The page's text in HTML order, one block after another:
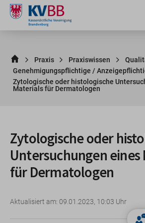
Praxis Praxiswissen
Genehmigungspflichtige /
Zytologische oder histologische
Materials für Dermatologen
Zytologische oder
Untersuchungen eines
für Dermatologen
Aktualisiert am: 09.01.2023, 10:03 Uhr